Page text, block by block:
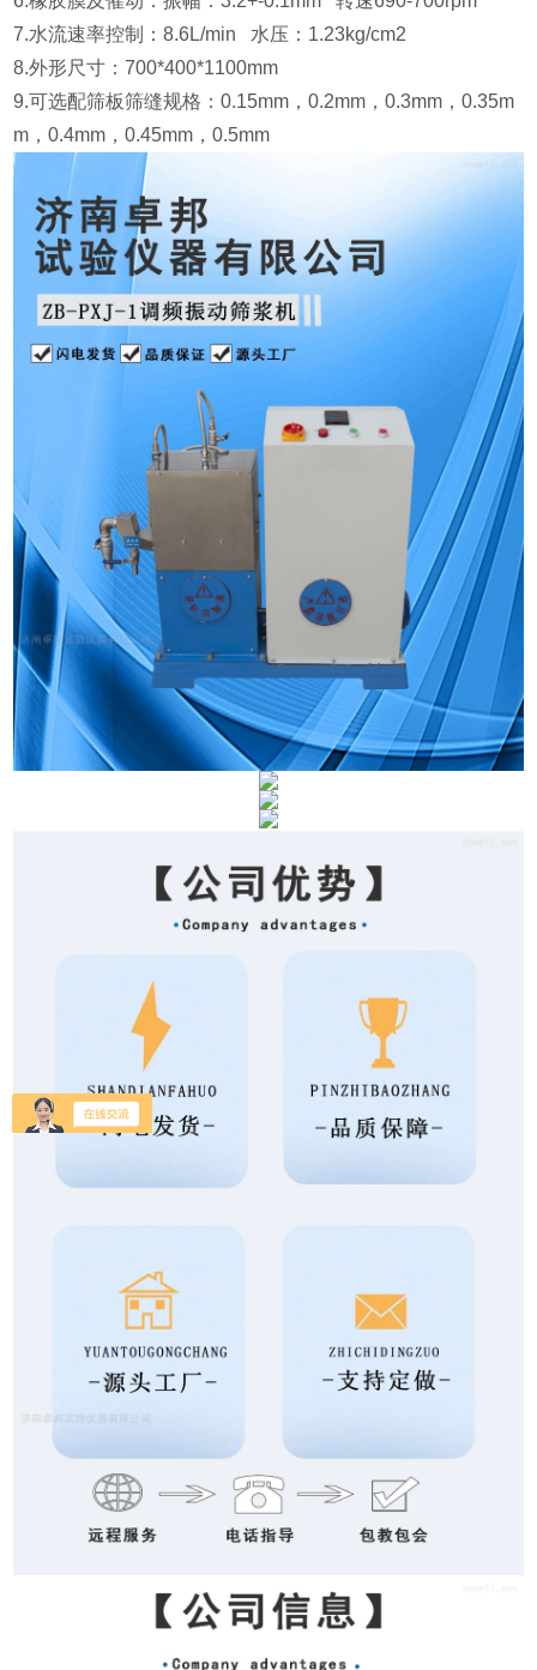
7.水流速率控制：8.6L/min 水压：1.23kg/cm2
8.外形尺寸：700*400*1100mm
9.可选配筛板筛缝规格：0.15mm，0.2mm，0.3mm，0.35m
m，0.4mm，0.45mm，0.5mm